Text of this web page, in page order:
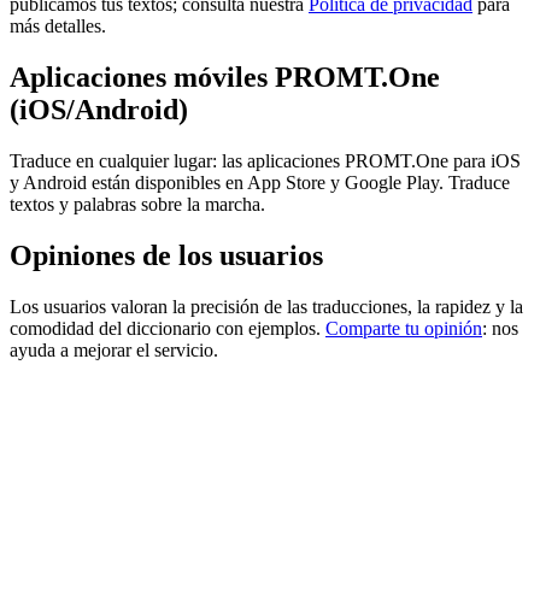
publicamos tus textos; consulta nuestra Política de privacidad para
más detalles.
Aplicaciones móviles PROMT.One
(iOS/Android)
Traduce en cualquier lugar: las aplicaciones PROMT.One para iOS
y Android están disponibles en App Store y Google Play. Traduce
textos y palabras sobre la marcha.
Opiniones de los usuarios
Los usuarios valoran la precisión de las traducciones, la rapidez y la
comodidad del diccionario con ejemplos. Comparte tu opinión: nos
ayuda a mejorar el servicio.